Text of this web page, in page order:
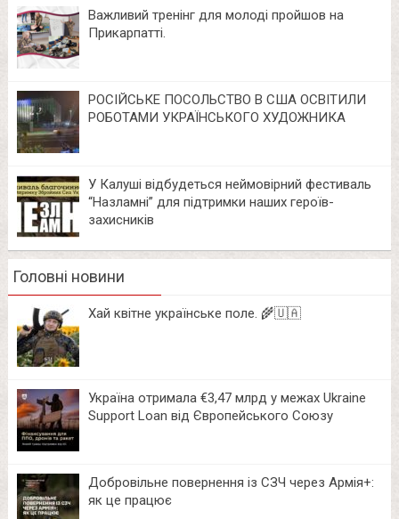
Важливий тренінг для молоді пройшов на
Прикарпатті.
РОСІЙСЬКЕ ПОСОЛЬСТВО В США ОСВІТИЛИ
РОБОТАМИ УКРАЇНСЬКОГО ХУДОЖНИКА
У Калуші відбудеться неймовірний фестиваль
“Назламні” для підтримки наших героїв-
захисників
Головні новини
Хай квітне українське поле. 🌾🇺🇦
Україна отримала €3,47 млрд у межах Ukraine
Support Loan від Європейського Союзу
Добровільне повернення із СЗЧ через Армія+:
як це працює